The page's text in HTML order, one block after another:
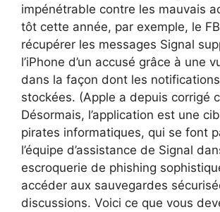
impénétrable contre les mauvais
tôt cette année, par exemple, le
récupérer les messages Signal
l’iPhone d’un accusé grâce à une
dans la façon dont les
stockées. (Apple a depuis corrigé
Désormais, l’application est une
pirates informatiques, qui se font
l’équipe d’assistance de Signal
escroquerie de phishing
accéder aux sauvegardes
discussions. Voici ce que vous